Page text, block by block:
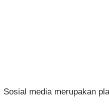
media merupakan